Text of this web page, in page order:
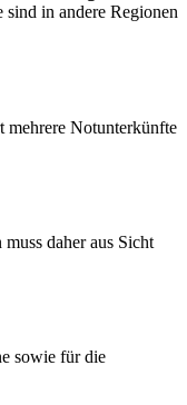
in andere Regionen
mehrere Notunterkünfte
daher aus Sicht
sowie für die